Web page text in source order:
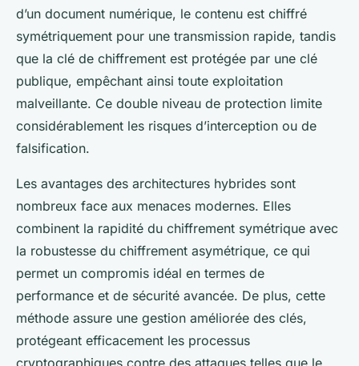
d’un document numérique, le contenu est chiffré
symétriquement pour une transmission rapide, tandis
que la clé de chiffrement est protégée par une clé
publique, empêchant ainsi toute exploitation
malveillante. Ce double niveau de protection limite
considérablement les risques d’interception ou de
falsification.
Les avantages des architectures hybrides sont
nombreux face aux menaces modernes. Elles
combinent la rapidité du chiffrement symétrique avec
la robustesse du chiffrement asymétrique, ce qui
permet un compromis idéal en termes de
performance et de sécurité avancée. De plus, cette
méthode assure une gestion améliorée des clés,
protégeant efficacement les processus
cryptographiques contre des attaques telles que le